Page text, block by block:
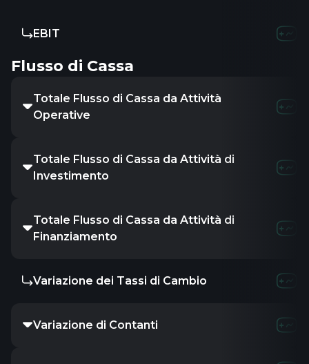
EBIT
Flusso di Cassa
Totale Flusso di Cassa da Attività
Operative
7.22B
Totale Flusso di Cassa da Attività di
Investimento
Totale Flusso di Cassa da Attività di
Finanziamento
7.06B
Variazione dei Tassi di Cambio
Variazione di Contanti 2.83B